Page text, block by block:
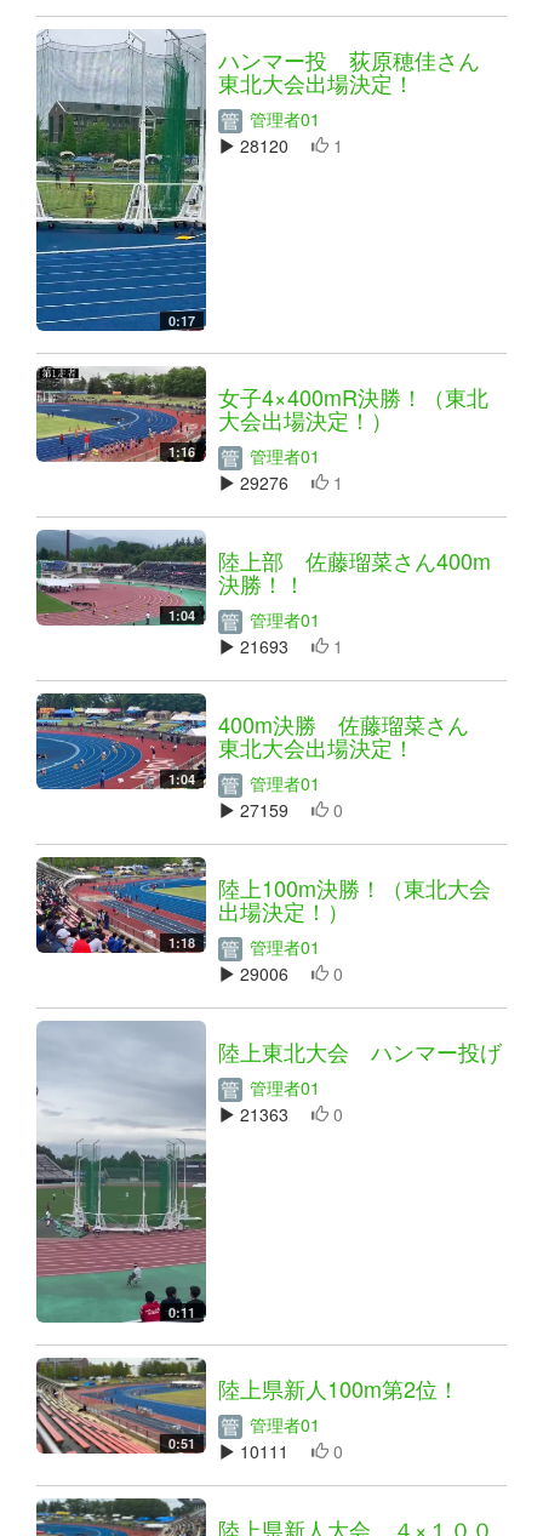
0:17
ハンマー投 荻原穂佳さん
東北大会出場決定！
管理者01
28120
1
1:16
女子4×400mR決勝！（東北
大会出場決定！）
管理者01
29276
1
1:04
陸上部 佐藤瑠菜さん400m
決勝！！
管理者01
21693
1
1:04
400m決勝 佐藤瑠菜さん
東北大会出場決定！
管理者01
27159
0
1:18
陸上100m決勝！（東北大会
出場決定！）
管理者01
29006
0
0:11
陸上東北大会 ハンマー投げ
管理者01
21363
0
0:51
陸上県新人100m第2位！
管理者01
10111
0
陸上県新人大会 ４×１００